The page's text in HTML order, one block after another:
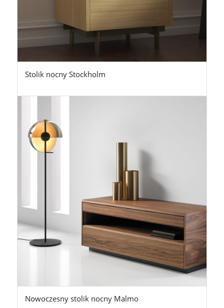
Stolik nocny Stockholm
Nowoczesny stolik nocny Malmo